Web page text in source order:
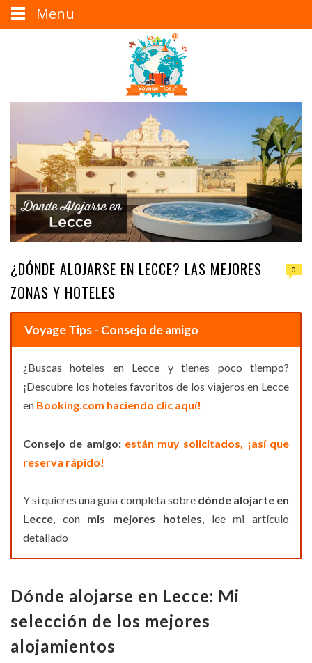
¿DÓNDE ALOJARSE EN LECCE? LAS MEJORES
ZONAS Y HOTELES
0
Voyage Tips - Consejo de amigo
¿Buscas hoteles en Lecce y tienes poco tiempo?
¡Descubre los hoteles favoritos de los viajeros en Lecce
en Booking.com haciendo clic aquí!
Consejo de amigo: están muy solicitados, ¡así que
reserva rápido!
Y si quieres una guía completa sobre dónde alojarte en
Lecce, conmis mejores hoteles, lee mi artículo
detallado
Dónde alojarse en Lecce: Mi
selección de los mejores
alojamientos
Menu